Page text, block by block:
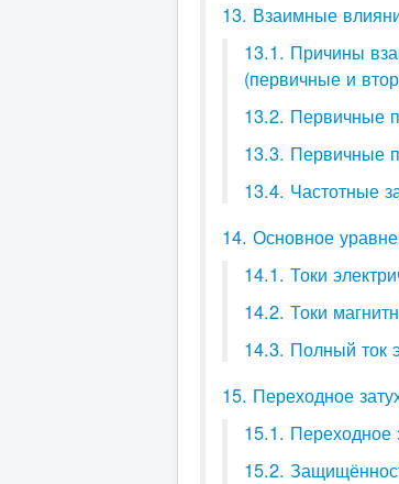
13. Взаимные
13.1. Причины
(первичные и
13.2. Первичные
13.3. Первичные
13.4. Частотные
14. Основное
14.1. Токи
14.2. Токи
14.3. Полный ток
15. Переходное
15.1. Переходное
15.2.